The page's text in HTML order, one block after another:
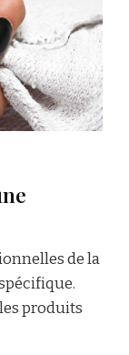
de la
produits